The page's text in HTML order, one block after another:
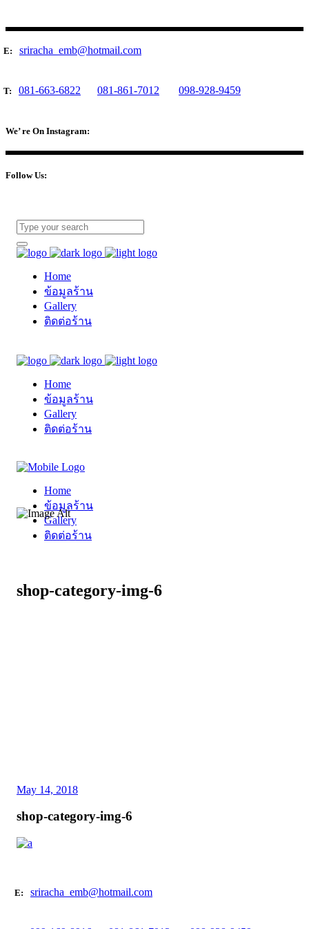
E: sriracha_emb@hotmail.com
T: 081-663-6822 081-861-7012 098-928-9459
We’ re On Instagram:
Follow Us:
Home
ข้อมูลร้าน
Gallery
ติดต่อร้าน
Home
ข้อมูลร้าน
Gallery
ติดต่อร้าน
Home
ข้อมูลร้าน
Gallery
ติดต่อร้าน
shop-category-img-6
May 14, 2018
shop-category-img-6
E: sriracha_emb@hotmail.com